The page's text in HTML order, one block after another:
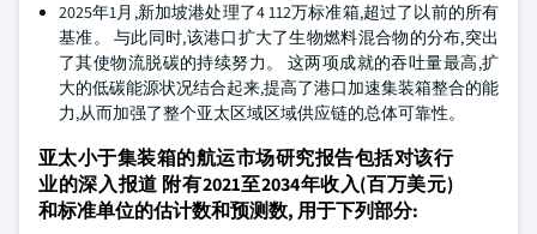
2025年1月,新加坡港处理了4 112万标准箱,超过了以前的所有
基准。 与此同时,该港口扩大了生物燃料混合物的分布,突出
了其使物流脱碳的持续努力。 这两项成就的吞吐量最高,扩
大的低碳能源状况结合起来,提高了港口加速集装箱整合的能
力,从而加强了整个亚太区域区域供应链的总体可靠性。
亚太小于集装箱的航运市场研究报告包括对该行
业的深入报道 附有2021至2034年收入(百万美元)
和标准单位的估计数和预测数, 用于下列部分: